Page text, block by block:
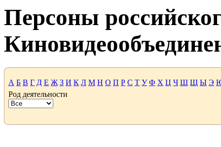
Персоны
А Б В Г Д Е Ж З И К Л М Н О П Р С Т У Ф Х Ц Ч Ш Щ Ы Э
Род деятельности